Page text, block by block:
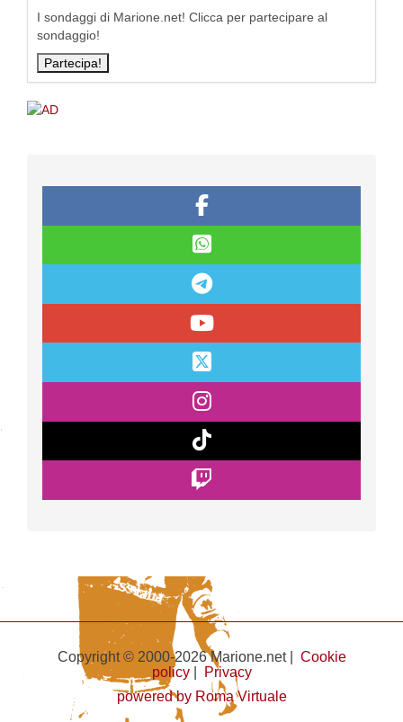
I sondaggi di Marione.net! Clicca per partecipare al
sondaggio!
Copyright © 2000-2026 Marione.net | Cookie
policy|
Privacy
powered by Roma Virtuale